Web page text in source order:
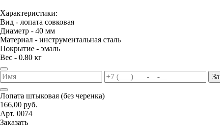
Характеристики:
Вид - лопата совковая
Диаметр - 40 мм
Материал - инструментальная сталь
Покрытие - эмаль
Вес - 0.80 кг
Лопата штыковая (без черенка)
166,00 руб.
Арт. 0074
Заказать